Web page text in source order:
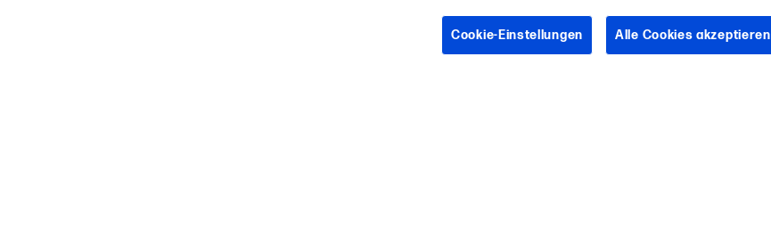
Cookie-Einstellungen Alle Cookies akzeptieren